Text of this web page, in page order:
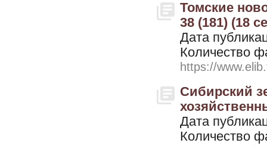
Томские
38 (181) (18
Дата
Количество
https://
Сибирский
Дата
Количество